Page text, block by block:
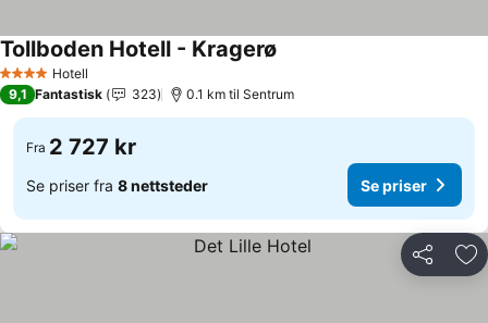
4 StjernerHotell
Tollboden Hotell - Kragerø
9,1 Fantastisk 323 0.1 km til Sentrum
Fra 2 727 kr
Se priser fra 8 nettsteder Se priser
Del